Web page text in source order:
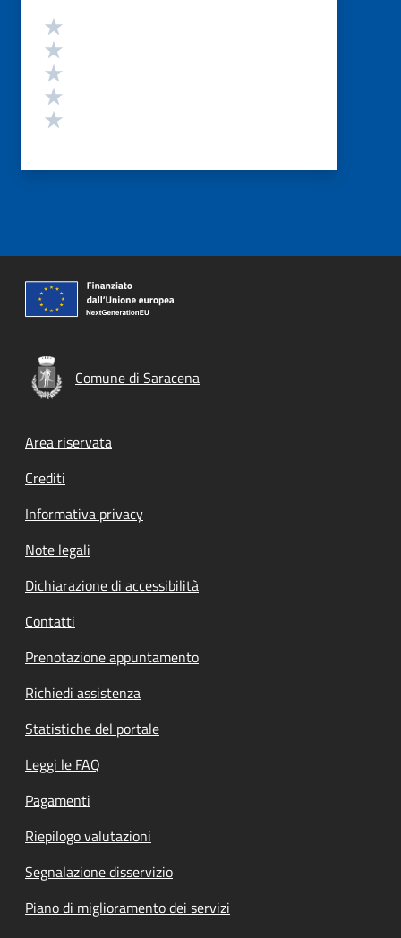
Valutazione
Comune di Saracena
Footer menu
Area riservata
Crediti
Informativa privacy
Note legali
Dichiarazione di accessibilità
Contatti
Prenotazione appuntamento
Richiedi assistenza
Statistiche del portale
Leggi le FAQ
Pagamenti
Riepilogo valutazioni
Segnalazione disservizio
Piano di miglioramento dei servizi